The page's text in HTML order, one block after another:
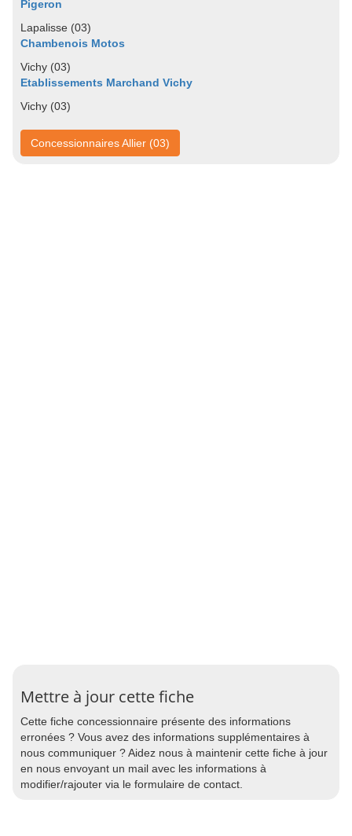
Pigeron
Lapalisse (03)
Chambenois Motos
Vichy (03)
Etablissements Marchand Vichy
Vichy (03)
Concessionnaires Allier (03)
Mettre à jour cette fiche
Cette fiche concessionnaire présente des informations
erronées ? Vous avez des informations supplémentaires à
nous communiquer ? Aidez nous à maintenir cette fiche à jour
en nous envoyant un mail avec les informations à
modifier/rajouter via le formulaire de contact.